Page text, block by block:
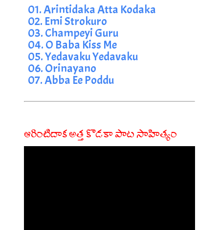
01. Arintidaka Atta Kodaka
02. Emi Strokuro
03. Champeyi Guru
04. O Baba Kiss Me
05. Yedavaku Yedavaku
06. Orinayano
07. Abba Ee Poddu
ఆరింటిదాక అత్త కొడకా పాట సాహిత్యం